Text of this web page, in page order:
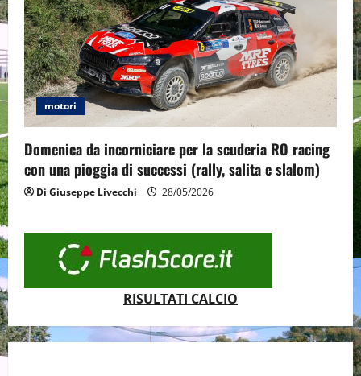
motori
Domenica da incorniciare per la scuderia RO racing
con una pioggia di successi (rally, salita e slalom)
Di Giuseppe Livecchi 28/05/2026
RISULTATI CALCIO